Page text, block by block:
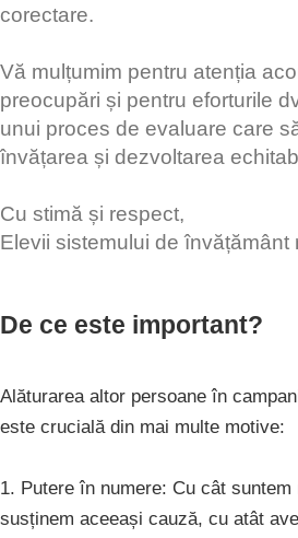
corectare.
Vă mulțumim pentru atenția
preocupări și pentru eforturile
unui proces de evaluare care
învățarea și dezvoltarea
Cu stimă și respect,
Elevii sistemului de învățământ
De ce este important?
Alăturarea altor persoane în
este crucială din mai multe motive:
1. Putere în numere: Cu cât
susținem aceeași cauză, cu atât